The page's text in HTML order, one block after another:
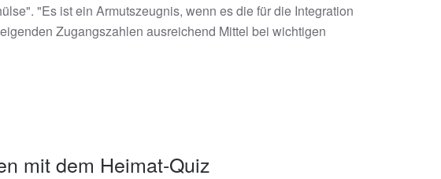
"Es ist ein Armutszeugnis, wenn es die für die Integration
Zugangszahlen ausreichend Mittel bei wichtigen
mit dem Heimat-Quiz